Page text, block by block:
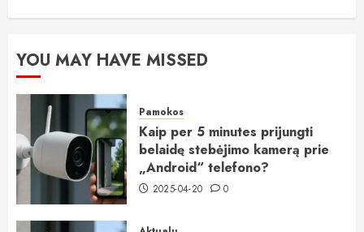
YOU MAY HAVE MISSED
Pamokos
Kaip per 5 minutes prijungti
belaidę stebėjimo kamerą prie
„Android“ telefono?
2025-04-20 0